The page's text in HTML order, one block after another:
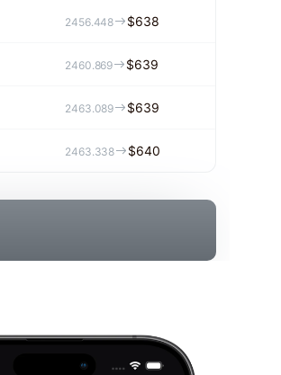
2456.448 $638
2460.869 $639
2463.089 $639
2463.338 $640